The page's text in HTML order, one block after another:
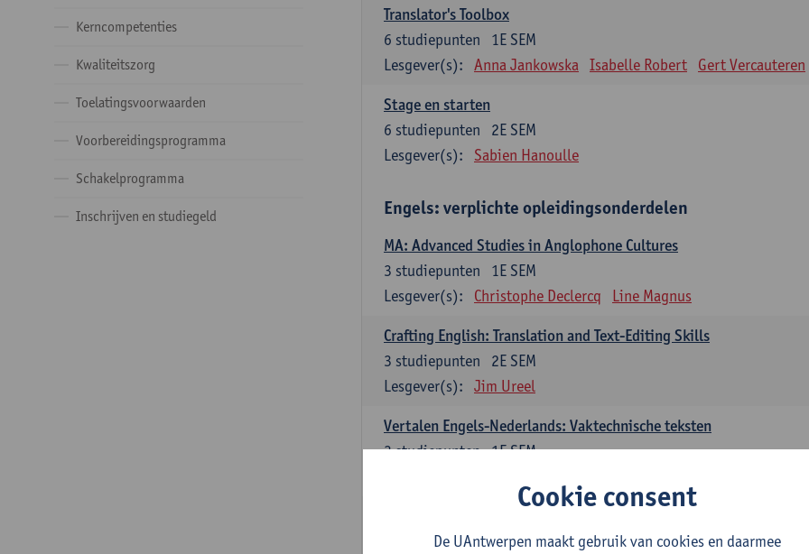
Kerncompetenties
Kwaliteitszorg
Toelatingsvoorwaarden
Voorbereidingsprogramma
Schakelprogramma
Inschrijven en studiegeld
Translator's Toolbox
1E SEM
6 studiepunten
Lesgever(s):
Anna Jankowska Isabelle Robert Gert Vercauteren
Stage en starten
2E SEM
6 studiepunten
Lesgever(s):
Sabien Hanoulle
Engels: verplichte opleidingsonderdelen
MA: Advanced Studies in Anglophone Cultures
1E SEM
3 studiepunten
Lesgever(s):
Christophe Declercq Line Magnus
Crafting English: Translation and Text-Editing Skills
2E SEM
3 studiepunten
Lesgever(s):
Jim Ureel
Vertalen Engels-Nederlands: Vaktechnische teksten
1E SEM
3studiepunten
2E SEM
studiepunten
Cookie consent
De UAntwerpen maakt gebruik van cookies en daarmee